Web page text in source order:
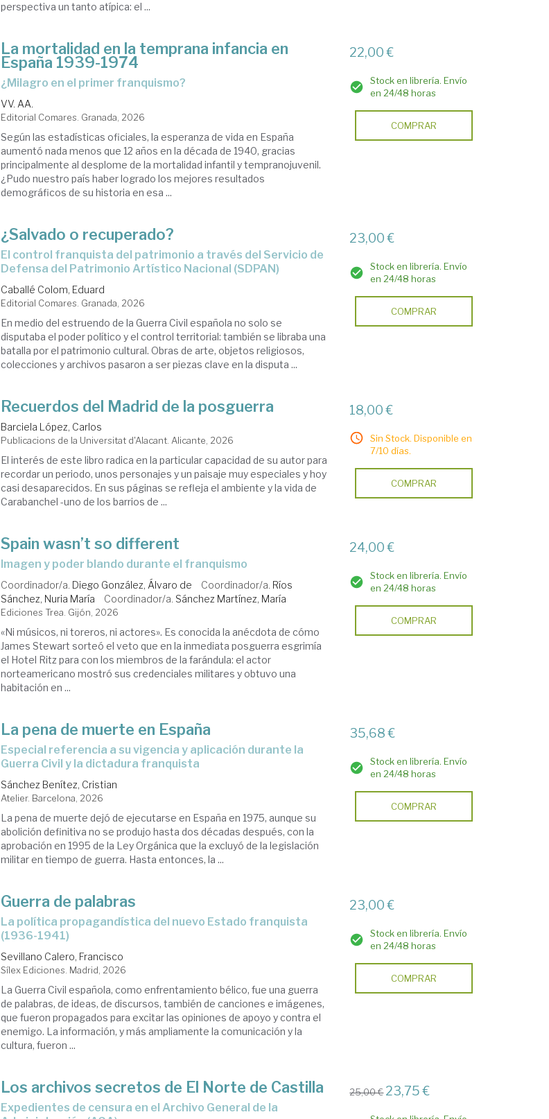
perspectiva un tanto atípica: el ...
La mortalidad en la temprana infancia en
España 1939-1974
¿Milagro en el primer franquismo?
VV. AA.
Editorial Comares. Granada, 2026
Según las estadísticas oficiales, la esperanza de vida en España
aumentó nada menos que 12 años en la década de 1940, gracias
principalmente al desplome de la mortalidad infantil y tempranojuvenil.
¿Pudo nuestro país haber logrado los mejores resultados
demográficos de su historia en esa ...
22,00 €
Stock en librería. Envío
en 24/48 horas
COMPRAR
¿Salvado o recuperado?
El control franquista del patrimonio a través del Servicio de
Defensa del Patrimonio Artístico Nacional (SDPAN)
Caballé Colom, Eduard
Editorial Comares. Granada, 2026
En medio del estruendo de la Guerra Civil española no solo se
disputaba el poder político y el control territorial: también se libraba una
batalla por el patrimonio cultural. Obras de arte, objetos religiosos,
colecciones y archivos pasaron a ser piezas clave en la disputa ...
23,00 €
Stock en librería. Envío
en 24/48 horas
COMPRAR
Recuerdos del Madrid de la posguerra
Barciela López, Carlos
Publicacions de la Universitat d'Alacant. Alicante, 2026
El interés de este libro radica en la particular capacidad de su autor para
recordar un periodo, unos personajes y un paisaje muy especiales y hoy
casi desaparecidos. En sus páginas se refleja el ambiente y la vida de
Carabanchel -uno de los barrios de ...
18,00 €
Sin Stock. Disponible en
7/10 días.
COMPRAR
Spain wasn’t so different
Imagen y poder blando durante el franquismo
Coordinador/a. Diego González, Álvaro de Coordinador/a. Ríos
Sánchez, Nuria María
Coordinador/a. Sánchez Martínez, María
Ediciones Trea. Gijón, 2026
«Ni músicos, ni toreros, ni actores». Es conocida la anécdota de cómo
James Stewart sorteó el veto que en la inmediata posguerra esgrimía
el Hotel Ritz para con los miembros de la farándula: el actor
norteamericano mostró sus credenciales militares y obtuvo una
habitación en ...
24,00 €
Stock en librería. Envío
en 24/48 horas
COMPRAR
La pena de muerte en España
Especial referencia a su vigencia y aplicación durante la
Guerra Civil y la dictadura franquista
Sánchez Benítez, Cristian
Atelier. Barcelona, 2026
La pena de muerte dejó de ejecutarse en España en 1975, aunque su
abolición definitiva no se produjo hasta dos décadas después, con la
aprobación en 1995 de la Ley Orgánica que la excluyó de la legislación
militar en tiempo de guerra. Hasta entonces, la ...
35,68 €
Stock en librería. Envío
en 24/48 horas
COMPRAR
Guerra de palabras
La política propagandística del nuevo Estado franquista
(1936-1941)
Sevillano Calero, Francisco
Sílex Ediciones. Madrid, 2026
La Guerra Civil española, como enfrentamiento bélico, fue una guerra
de palabras, de ideas, de discursos, también de canciones e imágenes,
que fueron propagados para excitar las opiniones de apoyo y contra el
enemigo. La información, y más ampliamente la comunicación y la
cultura, fueron ...
23,00 €
Stock en librería. Envío
en 24/48 horas
COMPRAR
Los archivos secretos de El Norte de Castilla
Expedientes de censura en el Archivo General de la
25,00 € 23,75 €